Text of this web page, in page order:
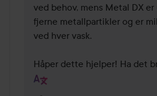
ved behov, mens Metal DX
fjerne metallpartikler og er
ved hver vask.
Håper dette hjelper! Ha det